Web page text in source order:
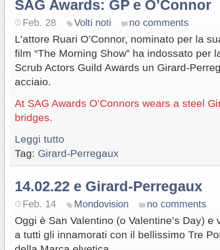
SAG Awards: GP e O’Connor
Feb. 28 Volti noti no comments
L’attore Ruari O’Connor, nominato per la
film “The Morning Show” ha indossato per
Scrub Actors Guild Awards un Girard-
acciaio.
At SAG Awards O’Connors wears a steel
bridges.
Leggi tutto
Tag: Girard-Perregaux
14.02.22 e Girard-Perregaux
Feb. 14 Mondovision no comments
Oggi è San Valentino (o Valentine’s Day)
a tutti gli innamorati con il bellissimo Tre